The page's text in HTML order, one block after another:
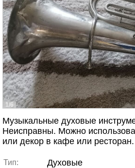
1/6
Музыкальные духовые
Неисправны. Можно
или декор в кафе или ресторан.
Тип: Духовые